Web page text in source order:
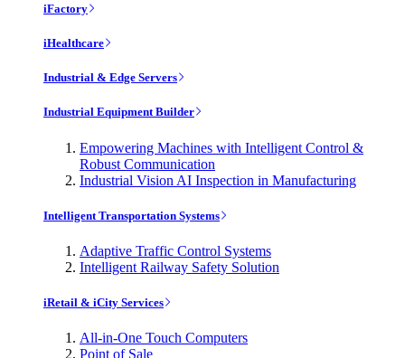
iFactory
iHealthcare
Industrial & Edge Servers
Industrial Equipment Builder
Empowering Machines with Intelligent Control &
Robust Communication
Industrial Vision AI Inspection in Manufacturing
Intelligent Transportation Systems
Adaptive Traffic Control Systems
Intelligent Railway Safety Solution
iRetail & iCity Services
All-in-One Touch Computers
Point of Sale